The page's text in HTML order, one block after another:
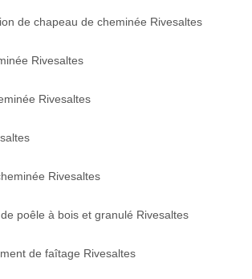
de chapeau de cheminée Rivesaltes
Rivesaltes
Rivesaltes
Rivesaltes
poêle à bois et granulé Rivesaltes
de faîtage Rivesaltes